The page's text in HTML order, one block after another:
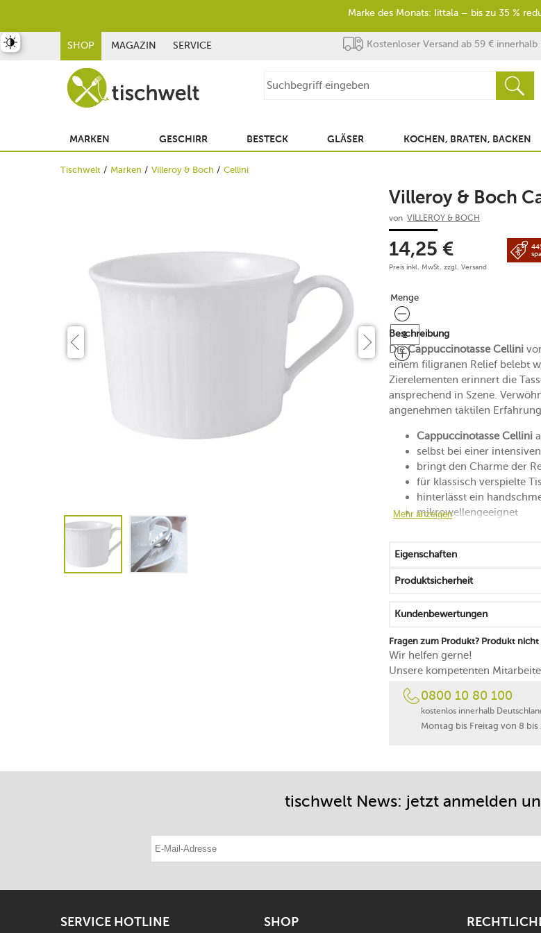
SHOP MAGAZIN SERVICE Kostenloser Versand ab 59 € innerhalb
MARKEN GESCHIRR BESTECK GLÄSER KOCHEN, BRATEN, BACKEN
Tischwelt Marken Villeroy & Boch Cellini
Villeroy & Boch
von VILLEROY & BOCH
14,25 €
Preis inkl. MwSt. zzgl. Versand
Menge
Menge
Beschreibung
DieCappuccinotasse Cellini
einem filigranen Relief belebt
Zierelementen erinnert die
ansprechend in Szene.
angenehmen taktilen
Cappuccinotasse Cellini
selbst bei einer
bringt den Charme der
für klassisch verspielte
hinterlässt ein
mikrowellengeeignet
Mehr anzeigen
Eigenschaften
Produktsicherheit
Kundenbewertungen
Fragen zum Produkt? Produkt nicht
Wir helfen gerne!
Unsere kompetenten
0800 10 80 100
kostenlos innerhalb
Montag bis Freitag von 8 bis
tischwelt News: jetzt anmelden
E-Mail-Adresse eintragen
SERVICE HOTLINE SHOP
umschalten
Marke des Monats: Iittala – bis zu 35 %